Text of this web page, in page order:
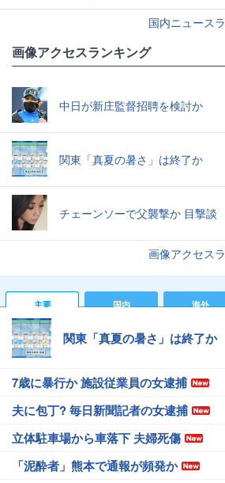
国内ニュース
画像アクセスランキング
中日が新庄監督招聘を検討か
関東「真夏の暑さ」は終了か
チェーンソーで父襲撃か 目撃談
画像アクセス
主要 国内 海外
関東「真夏の暑さ」は終了か
7歳に暴行か 施設従業員の女逮捕
夫に包丁? 毎日新聞記者の女逮捕
立体駐車場から車落下 夫婦死傷
「泥酔者」熊本で通報が頻発か